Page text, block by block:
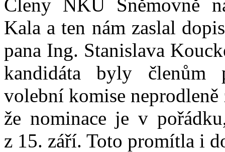
Členy NKÚ Sněmovně
Kala a ten nám zaslal
pana Ing. Stanislava
kandidáta byly členům
volební komise
že nominace je v
z 15. září. Toto promítla i